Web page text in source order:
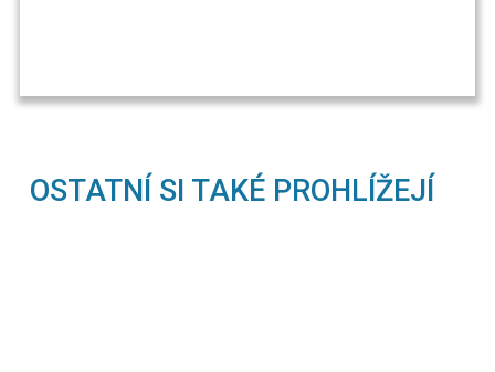
OSTATNÍ SI TAKÉ PROHLÍŽEJÍ